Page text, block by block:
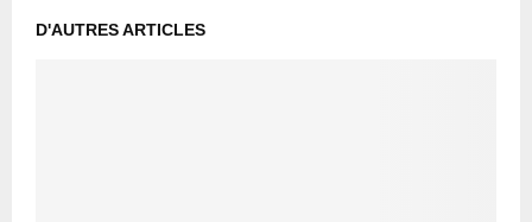
D'AUTRES ARTICLES